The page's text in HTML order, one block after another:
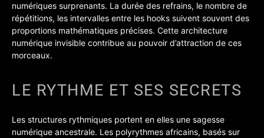
numériques surprenants. La durée des refrains, le nombre de
répétitions, les intervalles entre les hooks suivent souvent des
proportions mathématiques précises. Cette architecture
numérique invisible contribue au pouvoir d’attraction de ces
morceaux.
LE RYTHME ET SES SECRETS
Les structures rythmiques portent en elles une sagesse
numérique ancestrale. Les polyrythmes africains, basés sur